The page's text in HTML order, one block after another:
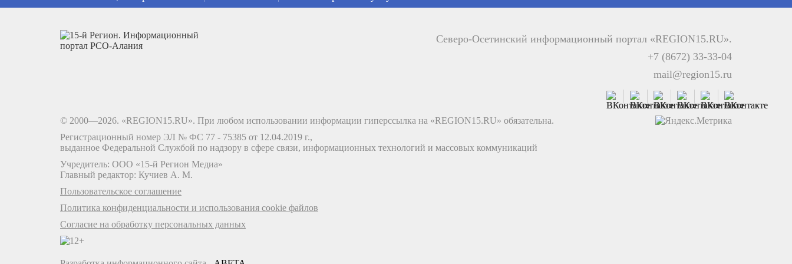
Северо-Осетинский информационный портал «REGION15.RU».
+7 (8672) 33-33-04
mail@region15.ru
© 2000—2026. «REGION15.RU». При любом использовании информации гиперссылка на «REGION15.RU» обязательна.
Регистрационный номер ЭЛ № ФС 77 - 75385 от 12.04.2019 г.,
выданное Федеральной Службой по надзору в сфере связи, информационных технологий и массовых коммуникаций
Учредитель: ООО «15-й Регион Медиа»
Главный редактор: Кучиев А. М.
Пользовательское соглашение
Политика конфиденциальности и использования cookie файлов
Согласие на обработку персональных данных